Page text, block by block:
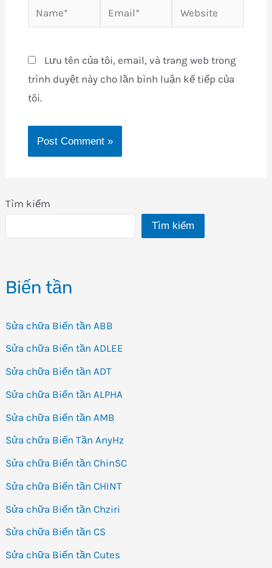
Tìm kiếm
Tìm kiếm
Biến tần
Sửa chữa Biến tần ABB
Sửa chữa Biến tần ADLEE
Sửa chữa Biến tần ADT
Sửa chữa Biến tần ALPHA
Sửa chữa Biến tần AMB
Sửa chữa Biến Tần AnyHz
Sửa chữa Biến tần ChinSC
Sửa chữa Biến tần CHINT
Sửa chữa Biến tần Chziri
Sửa chữa Biến tần CS
Sửa chữa Biến tần Cutes
Name* Email* Website
Lưu tên của tôi, email, và trang web trong
trình duyệt này cho lần bình luận kế tiếp của
tôi.